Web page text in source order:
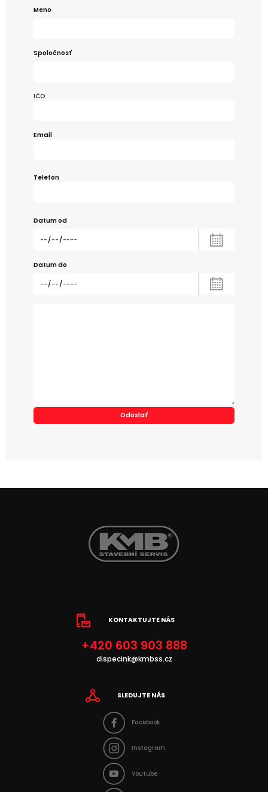
Meno
Spoločnosť
IČO
Email
Telefon
Datum od
Datum do
KONTAKTUJTE NÁS
+420 603 903 888
dispecink@kmbss.cz
SLEDUJTE NÁS
Facebook
Instagram
Youtube